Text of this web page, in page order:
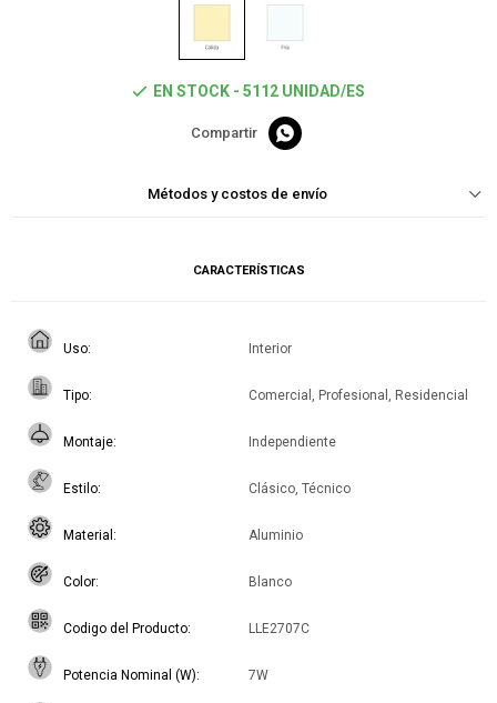
EN STOCK - 5112 UNIDAD/ES

Métodos y costos de envío
CARACTERÍSTICAS
Uso Interior
Tipo Comercial, Profesional, Residencial
Montaje Independiente
Estilo Clásico, Técnico
Material Aluminio
Color Blanco
Codigo del Producto LLE2707C
Potencia Nominal (W) 7W